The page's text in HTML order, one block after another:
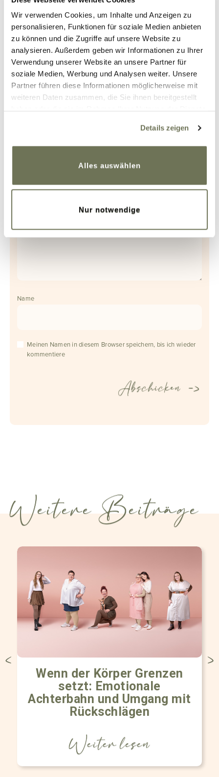
Wir verwenden Cookies, um Inhalte und Anzeigen zu
personalisieren, Funktionen für soziale Medien anbieten
zu können und die Zugriffe auf unsere Website zu
analysieren. Außerdem geben wir Informationen zu Ihrer
Verwendung unserer Website an unsere Partner für
soziale Medien, Werbung und Analysen weiter. Unsere
Partner führen diese Informationen möglicherweise mit
weiteren Daten zusammen, die Sie ihnen bereitgestellt
Cookies, wenn Sie unsere Webseite weiterhin nutzen.
Weitere Informationen finden Sie in unserer
Details zeigen
Alles auswählen
Nur notwendige
22. Dezember 2022
Beitrag teilen
Kommentare
Name
Meinen Namen in diesem Browser speichern, bis ich wieder
kommentiere
Weitere Beiträge
Wenn der Körper Grenzen
setzt: Emotionale
Achterbahn und Umgang mit
Rückschlägen
Weiter lesen